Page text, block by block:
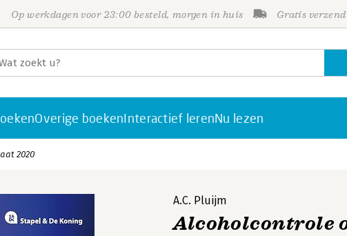
Op werkdagen voor 23:00 besteld, morgen in huis Gratis
Overige boekenInteractief lerenNu lezen
2020
A.C. Pluijm
Alcoholcontrole